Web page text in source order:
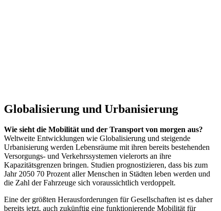
Globalisierung und Urbanisierung
Wie sieht die Mobilität und der Transport von morgen aus?
Weltweite Entwicklungen wie Globalisierung und steigende
Urbanisierung werden Lebensräume mit ihren bereits bestehenden
Versorgungs- und Verkehrssystemen vielerorts an ihre
Kapazitätsgrenzen bringen. Studien prognostizieren, dass bis zum
Jahr 2050 70 Prozent aller Menschen in Städten leben werden und
die Zahl der Fahrzeuge sich voraussichtlich verdoppelt.
Eine der größten Herausforderungen für Gesellschaften ist es daher
bereits jetzt, auch zukünftig eine funktionierende Mobilität für